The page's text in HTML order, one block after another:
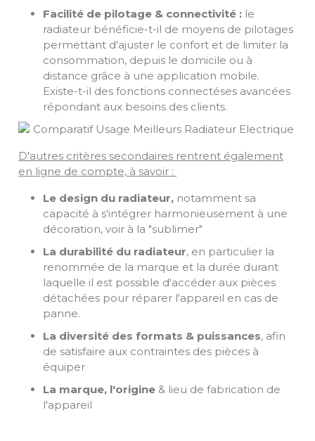
Facilité de pilotage & connectivité : le
radiateur bénéficie-t-il de moyens de pilotages
permettant d'ajuster le confort et de limiter la
consommation, depuis le domicile ou à
distance grâce à une application mobile.
Existe-t-il des fonctions connectéses avancées
répondant aux besoins des clients.
D'autres critères secondaires rentrent également
en ligne de compte, à savoir :
Le design du radiateur, notamment sa
capacité à s'intégrer harmonieusement à une
décoration, voir à la "sublimer"
La durabilité du radiateur, en particulier la
renommée de la marque et la durée durant
laquelle il est possible d'accéder aux pièces
détachées pour réparer l'appareil en cas de
panne.
La diversité des formats & puissances, afin
de satisfaire aux contraintes des pièces à
équiper
La marque, l'origine & lieu de fabrication de
l'appareil